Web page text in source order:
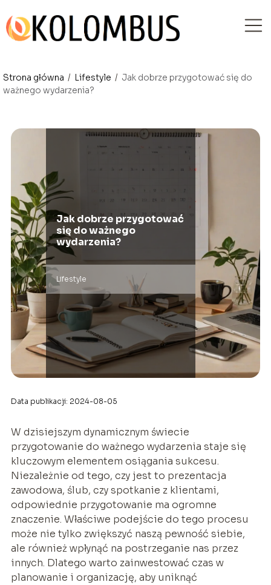
Strona główna / Lifestyle / Jak dobrze przygotować się do
ważnego wydarzenia?
Jak dobrze przygotować
się do ważnego
wydarzenia?
Lifestyle
Data publikacji: 2024-08-05
W dzisiejszym dynamicznym świecie
przygotowanie do ważnego wydarzenia staje się
kluczowym elementem osiągania sukcesu.
Niezależnie od tego, czy jest to prezentacja
zawodowa, ślub, czy spotkanie z klientami,
odpowiednie przygotowanie ma ogromne
znaczenie. Właściwe podejście do tego procesu
może nie tylko zwiększyć naszą pewność siebie,
ale również wpłynąć na postrzeganie nas przez
innych. Dlatego warto zainwestować czas w
planowanie i organizację, aby uniknąć